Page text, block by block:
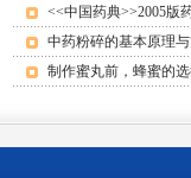
<<中国药典>>2005版
中药粉碎的基本原理
制作蜜丸前，蜂蜜的